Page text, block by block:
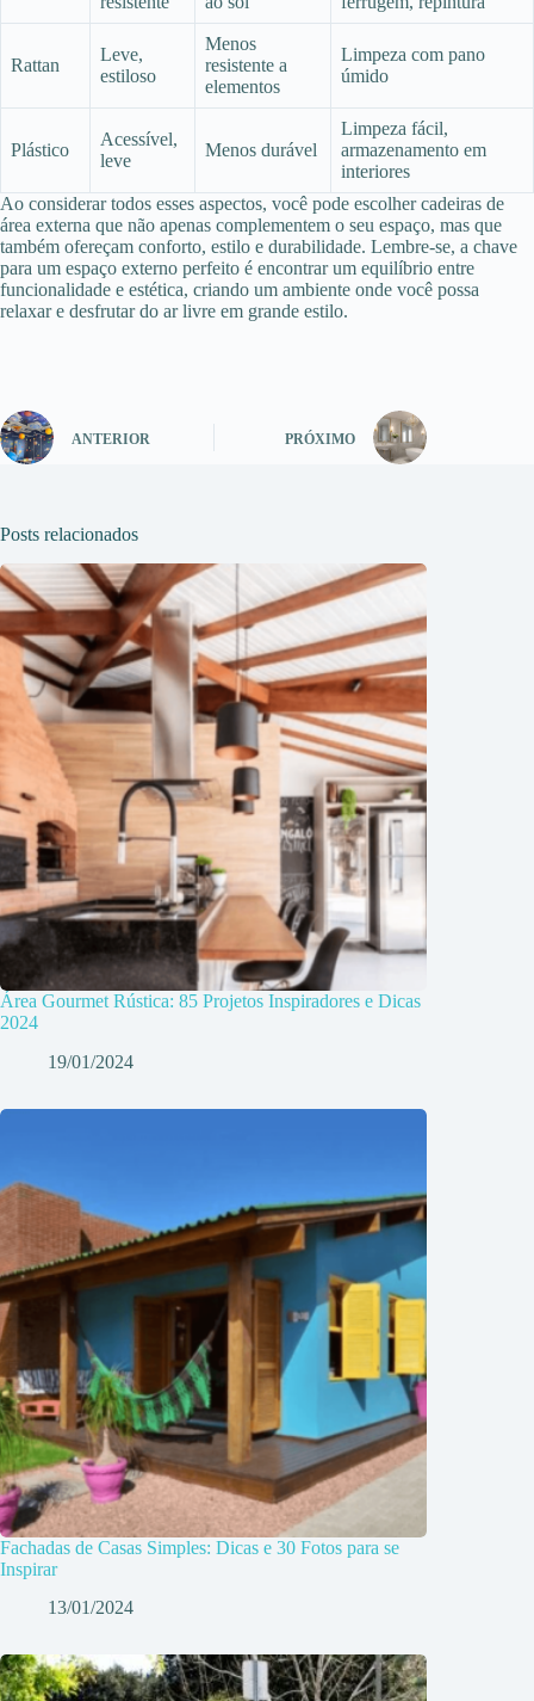
Rattan
Leve,
estiloso
Menos
resistente a
elementos
Limpeza com pano
úmido
Plástico
Acessível,
leve
Menos durável
Limpeza fácil,
armazenamento em
interiores
Ao considerar todos esses aspectos, você pode escolher cadeiras de
área externa que não apenas complementem o seu espaço, mas que
também ofereçam conforto, estilo e durabilidade. Lembre-se, a chave
para um espaço externo perfeito é encontrar um equilíbrio entre
funcionalidade e estética, criando um ambiente onde você possa
relaxar e desfrutar do ar livre em grande estilo.
ANTERIOR PRÓXIMO
Posts relacionados
Área Gourmet Rústica: 85 Projetos Inspiradores e Dicas
2024
19/01/2024
Fachadas de Casas Simples: Dicas e 30 Fotos para se
Inspirar
13/01/2024